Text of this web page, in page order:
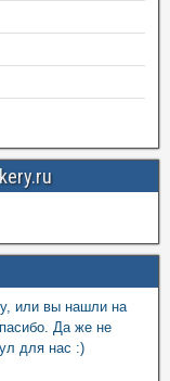
или вы нашли на
Да же не
для нас :)